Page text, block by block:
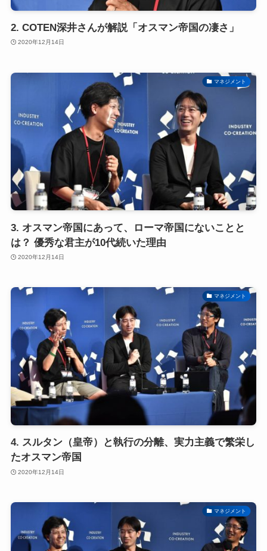
2. COTEN深井さんが解説「オスマン帝国の凄さ」
2020年12月14日
マネジメント
3. オスマン帝国にあって、ローマ帝国にないことと
は？ 優秀な君主が10代続いた理由
2020年12月14日
マネジメント
4. スルタン（皇帝）と執行の分離、実力主義で繁栄し
たオスマン帝国
2020年12月14日
マネジメント